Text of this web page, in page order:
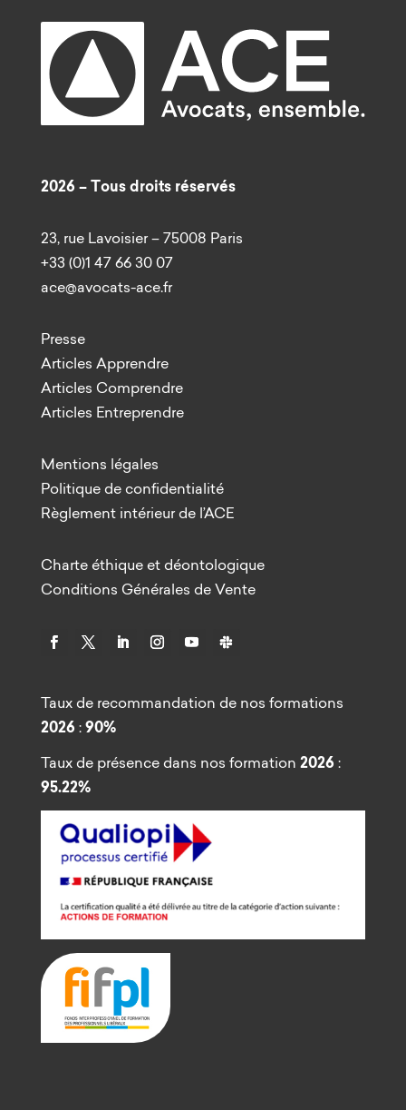
2026 – Tous droits réservés
23, rue Lavoisier – 75008 Paris
+33 (0)1 47 66 30 07
ace@avocats-ace.fr
Presse
Articles Apprendre
Articles Comprendre
Articles Entreprendre
Mentions légales
Politique de confidentialité
Règlement intérieur de l’ACE
Charte éthique et déontologique
Conditions Générales de Vente
Taux de recommandation de nos formations
2026 :90%
Taux de présence dans nos formation 2026 :
95.22%